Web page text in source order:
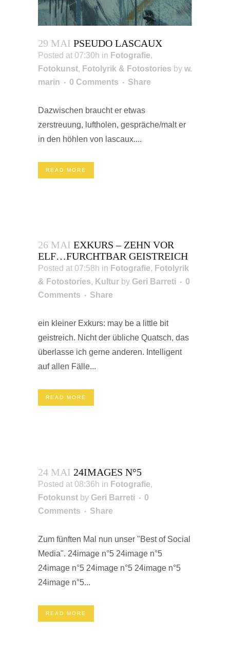
29 MAI PSEUDO LASCAUX
Posted at 07:30h in Fotografie,
Fotokunst, Fotolyrik & Fotostories by w.
marin
0 Comments Share
Dazwischen braucht er etwas
zerstreuung, luftholen, gespräche/malt er
in den höhlen von lascaux....
READ MORE
26 MAI EXKURS – ZEHN VOR
ELF…FURCHTBAR GEISTREICH
Posted at 07:58h in Fotografie, Fotolyrik
& Fotostories, Kultur by Geri Barreti
0
Comments
Share
ein kleiner Exkurs: may be a little bit
geistreich. Nicht der übliche Quatsch, das
überlasse ich gerne anderen. Intelligent
auf allen Fälle...
READ MORE
24 MAI 24IMAGES N°5
Posted at 08:36h in Fotografie,
Fotokunst by Geri Barreti
0
Comments
Share
Zum fünften Mal nun unser "Best of Social
Media". 24image n°5 24image n°5
24image n°5 24image n°5 24image n°5
24image n°5...
READ MORE